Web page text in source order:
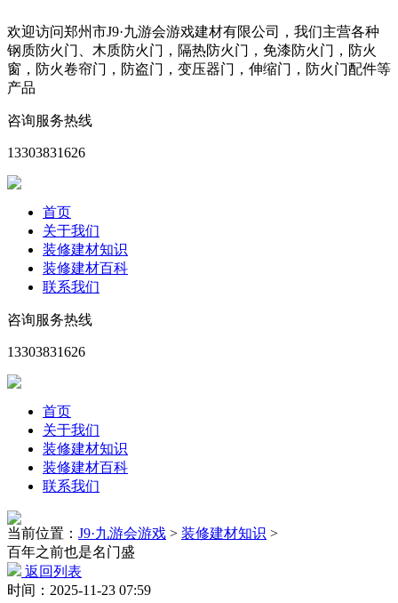
欢迎访问郑州市J9·九游会游戏建材有限公司，我们主营各种
钢质防火门、木质防火门，隔热防火门，免漆防火门，防火
窗，防火卷帘门，防盗门，变压器门，伸缩门，防火门配件等
产品
咨询服务热线
13303831626
首页
关于我们
装修建材知识
装修建材百科
联系我们
咨询服务热线
13303831626
首页
关于我们
装修建材知识
装修建材百科
联系我们
当前位置： J9·九游会游戏 > 装修建材知识 >
百年之前也是名门盛
返回列表
时间：2025-11-23 07:59